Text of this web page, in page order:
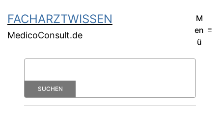
FACHARZTWISSEN
MedicoConsult.de
M
en
ü